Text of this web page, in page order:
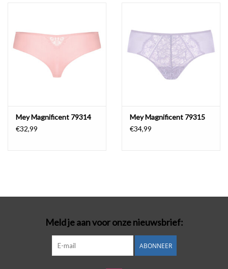
Mey Magnificent 79314
€32,99
Mey Magnificent 79315
€34,99
Meld je aan voor onze nieuwsbrief:
ABONNEER